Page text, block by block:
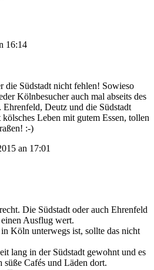
16:14
die Südstadt nicht fehlen! Sowieso
Kölnbesucher auch mal abseits des
Ehrenfeld, Deutz und die Südstadt
Leben mit gutem Essen, tollen
:-)
an 17:01
Die Südstadt oder auch Ehrenfeld
Ausflug wert.
Köln unterwegs ist, sollte das nicht
lang in der Südstadt gewohnt und es
süße Cafés und Läden dort.